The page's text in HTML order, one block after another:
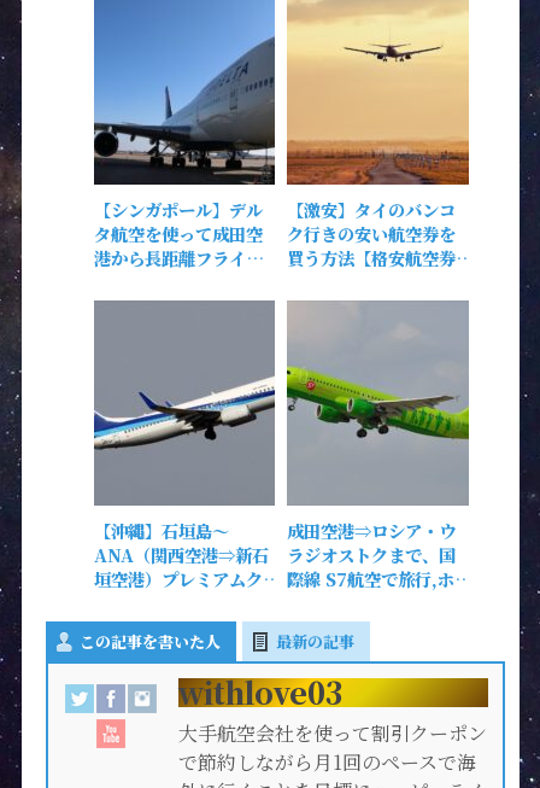
【シンガポール】デル
タ航空を使って成田空
港から長距離フライ
【激安】タイのバンコ
ク行きの安い航空券を
買う方法【格安航空券
【沖縄】石垣島～
ANA（関西空港⇒新石
垣空港）プレミアムク
席など紹介!!!
成田空港⇒ロシア・ウ
ラジオストクまで、国
際線 S7航空で旅行,ホ
ルド】
この記事を書いた人 最新の記事
withlove03
大手航空会社を使って割引クーポン
で節約しながら月1回のペースで海